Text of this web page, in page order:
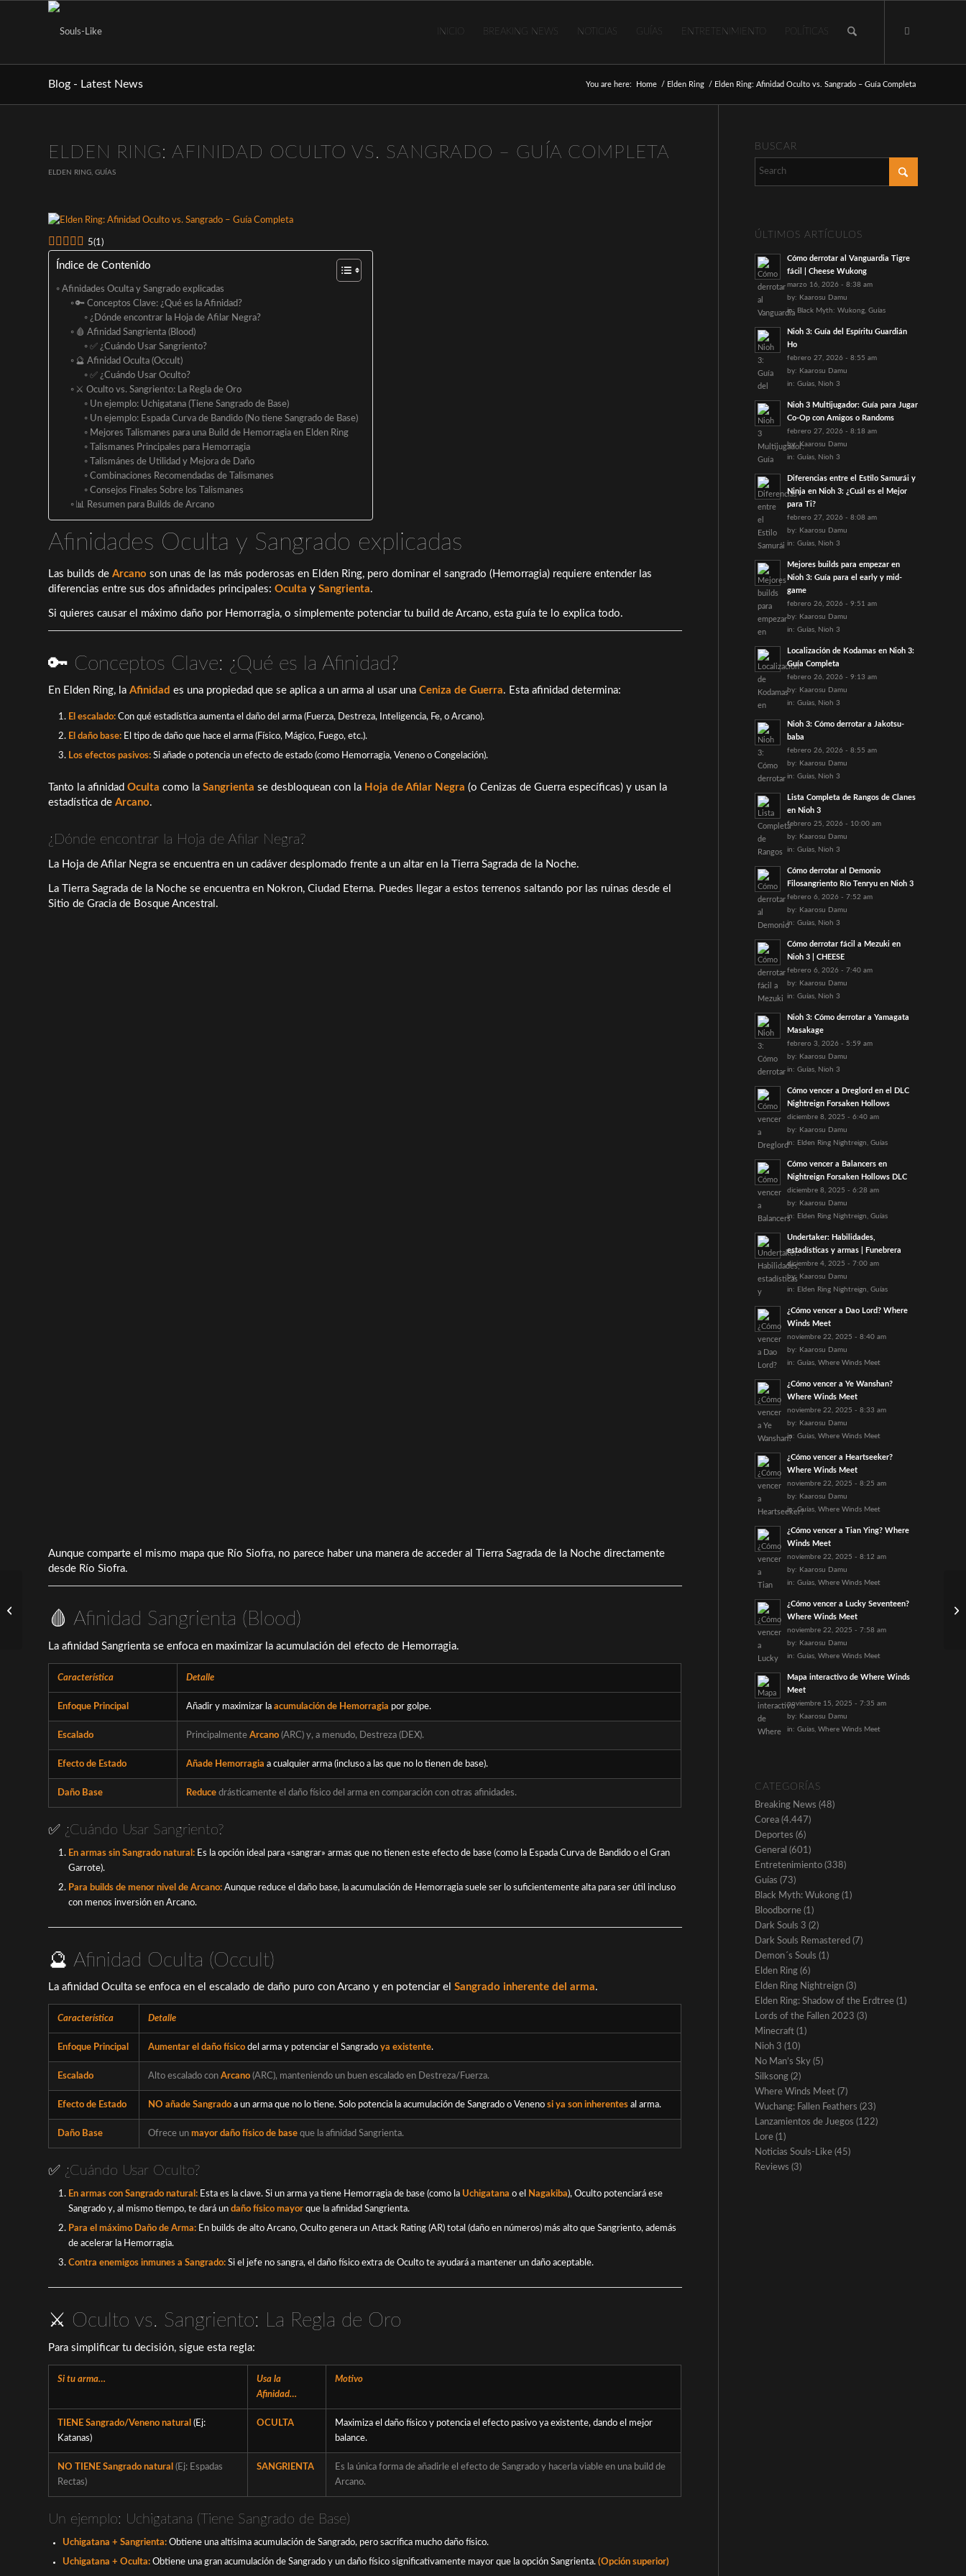
INICIO BREAKING NEWS NOTICIAS GUÍAS ENTRETENIMIENTO POLÍTICAS
Blog - Latest News You are here: Home / Elden Ring / Elden Ring: Afinidad Oculto vs. Sangrado – Guía Completa
ELDEN RING: AFINIDAD OCULTO VS. SANGRADO – GUÍA COMPLETA
ELDEN RING, GUÍAS
5(1)
Índice de Contenido
Afinidades Oculta y Sangrado explicadas
🔑 Conceptos Clave: ¿Qué es la Afinidad?
¿Dónde encontrar la Hoja de Afilar Negra?
🩸 Afinidad Sangrienta (Blood)
✅ ¿Cuándo Usar Sangriento?
🔮 Afinidad Oculta (Occult)
✅ ¿Cuándo Usar Oculto?
⚔️ Oculto vs. Sangriento: La Regla de Oro
Un ejemplo: Uchigatana (Tiene Sangrado de Base)
Un ejemplo: Espada Curva de Bandido (No tiene Sangrado de Base)
Mejores Talismanes para una Build de Hemorragia en Elden Ring
Talismanes Principales para Hemorragia
Talismánes de Utilidad y Mejora de Daño
Combinaciones Recomendadas de Talismanes
Consejos Finales Sobre los Talismanes
📊 Resumen para Builds de Arcano
Afinidades Oculta y Sangrado explicadas
Las builds de Arcano son unas de las más poderosas en Elden Ring, pero dominar el sangrado (Hemorragia) requiere entender las
diferencias entre sus dos afinidades principales: Oculta y Sangrienta.
Si quieres causar el máximo daño por Hemorragia, o simplemente potenciar tu build de Arcano, esta guía te lo explica todo.
🔑 Conceptos Clave: ¿Qué es la Afinidad?
En Elden Ring, la Afinidad es una propiedad que se aplica a un arma al usar una Ceniza de Guerra. Esta afinidad determina:
El escalado: Con qué estadística aumenta el daño del arma (Fuerza, Destreza, Inteligencia, Fe, o Arcano).
El daño base: El tipo de daño que hace el arma (Físico, Mágico, Fuego, etc.).
Los efectos pasivos: Si añade o potencia un efecto de estado (como Hemorragia, Veneno o Congelación).
Tanto la afinidad Oculta como la Sangrienta se desbloquean con la Hoja de Afilar Negra (o Cenizas de Guerra específicas) y usan la
estadística de Arcano.
¿Dónde encontrar la Hoja de Afilar Negra?
La Hoja de Afilar Negra se encuentra en un cadáver desplomado frente a un altar en la Tierra Sagrada de la Noche.
La Tierra Sagrada de la Noche se encuentra en Nokron, Ciudad Eterna. Puedes llegar a estos terrenos saltando por las ruinas desde el
Sitio de Gracia de Bosque Ancestral.
Aunque comparte el mismo mapa que Río Siofra, no parece haber una manera de acceder al Tierra Sagrada de la Noche directamente
desde Río Siofra.
🩸 Afinidad Sangrienta (Blood)
La afinidad Sangrienta se enfoca en maximizar la acumulación del efecto de Hemorragia.
Característica Detalle
Enfoque Principal Añadir y maximizar la acumulación de Hemorragia por golpe.
Escalado Principalmente Arcano (ARC) y, a menudo, Destreza (DEX).
Efecto de Estado Añade Hemorragia a cualquier arma (incluso a las que no lo tienen de base).
Daño Base Reduce drásticamente el daño físico del arma en comparación con otras afinidades.
✅ ¿Cuándo Usar Sangriento?
En armas sin Sangrado natural: Es la opción ideal para «sangrar» armas que no tienen este efecto de base (como la Espada Curva de Bandido o el Gran
Garrote).
Para builds de menor nivel de Arcano: Aunque reduce el daño base, la acumulación de Hemorragia suele ser lo suficientemente alta para ser útil incluso
con menos inversión en Arcano.
🔮 Afinidad Oculta (Occult)
La afinidad Oculta se enfoca en el escalado de daño puro con Arcano y en potenciar el Sangrado inherente del arma.
Característica Detalle
Enfoque Principal Aumentar el daño físico del arma y potenciar el Sangrado ya existente.
Escalado Alto escalado con Arcano (ARC), manteniendo un buen escalado en Destreza/Fuerza.
Efecto de Estado NO añade Sangrado a un arma que no lo tiene. Solo potencia la acumulación de Sangrado o Veneno si ya son inherentes al arma.
Daño Base Ofrece un mayor daño físico de base que la afinidad Sangrienta.
✅ ¿Cuándo Usar Oculto?
En armas con Sangrado natural: Esta es la clave. Si un arma ya tiene Hemorragia de base (como la Uchigatana o el Nagakiba), Oculto potenciará ese
Sangrado y, al mismo tiempo, te dará un daño físico mayor que la afinidad Sangrienta.
Para el máximo Daño de Arma: En builds de alto Arcano, Oculto genera un Attack Rating (AR) total (daño en números) más alto que Sangriento, además
de acelerar la Hemorragia.
Contra enemigos inmunes a Sangrado: Si el jefe no sangra, el daño físico extra de Oculto te ayudará a mantener un daño aceptable.
⚔️ Oculto vs. Sangriento: La Regla de Oro
Para simplificar tu decisión, sigue esta regla:
Si tu arma…
Usa la
Afinidad…
Motivo
TIENE Sangrado/Veneno natural (Ej:
Katanas)
OCULTA Maximiza el daño físico y potencia el efecto pasivo ya existente, dando el mejor
balance.
NO TIENE Sangrado natural (Ej: Espadas
Rectas)
SANGRIENTA Es la única forma de añadirle el efecto de Sangrado y hacerla viable en una build de
Arcano.
Un ejemplo: Uchigatana (Tiene Sangrado de Base)
Uchigatana + Sangrienta: Obtiene una altísima acumulación de Sangrado, pero sacrifica mucho daño físico.
Uchigatana + Oculta: Obtiene una gran acumulación de Sangrado y un daño físico significativamente mayor que la opción Sangrienta. (Opción superior)
BUSCAR
ÚLTIMOS ARTÍCULOS
Cómo derrotar al Vanguardia Tigre
fácil | Cheese Wukong
marzo 16, 2026 - 8:38 am
by: Kaarosu Damu
in: Black Myth: Wukong, Guías
Nioh 3: Guía del Espíritu Guardián
Ho
febrero 27, 2026 - 8:55 am
by: Kaarosu Damu
in: Guías, Nioh 3
Nioh 3 Multijugador: Guía para Jugar
Co-Op con Amigos o Randoms
febrero 27, 2026 - 8:18 am
by:Kaarosu Damu
in: Guías, Nioh 3
Diferencias entre el Estilo Samurái y
Ninja en Nioh 3: ¿Cuál es el Mejor
para Ti?
febrero 27, 2026 - 8:08 am
by: Kaarosu Damu
in: Guías, Nioh 3
Mejores builds para empezar en
Nioh 3: Guía para el early y mid-
game
febrero 26, 2026 - 9:51 am
by: Kaarosu Damu
in: Guías, Nioh 3
Localización de Kodamas en Nioh 3:
Guía Completa
febrero 26, 2026 - 9:13 am
by: Kaarosu Damu
in: Guías, Nioh 3
Nioh 3: Cómo derrotar a Jakotsu-
baba
febrero 26, 2026 - 8:55 am
by: Kaarosu Damu
in: Guías, Nioh 3
Lista Completa de Rangos de Clanes
en Nioh 3
febrero 25, 2026 - 10:00 am
by: Kaarosu Damu
in: Guías, Nioh 3
Cómo derrotar al Demonio
Filosangriento Río Tenryu en Nioh 3
febrero 6, 2026 - 7:52 am
by: Kaarosu Damu
in: Guías, Nioh 3
Cómo derrotar fácil a Mezuki en
Nioh 3 | CHEESE
febrero 6, 2026 - 7:40 am
by: Kaarosu Damu
in: Guías, Nioh 3
Nioh 3: Cómo derrotar a Yamagata
Masakage
febrero 3, 2026 - 5:59 am
by: Kaarosu Damu
in: Guías, Nioh 3
Cómo vencer a Dreglord en el DLC
Nightreign Forsaken Hollows
diciembre 8, 2025 - 6:40 am
by: Kaarosu Damu
in: Elden Ring Nightreign, Guías
Cómo vencer a Balancers en
Nightreign Forsaken Hollows DLC
diciembre 8, 2025 - 6:28 am
by: Kaarosu Damu
in: Elden Ring Nightreign, Guías
Undertaker: Habilidades,
estadísticas y armas | Funebrera
diciembre 4, 2025 - 7:00 am
by: Kaarosu Damu
in: Elden Ring Nightreign, Guías
¿Cómo vencer a Dao Lord? Where
Winds Meet
noviembre 22, 2025 - 8:40 am
by: Kaarosu Damu
in: Guías, Where Winds Meet
¿Cómo vencer a Ye Wanshan?
Where Winds Meet
noviembre 22, 2025 - 8:33 am
by: Kaarosu Damu
in: Guías, Where Winds Meet
¿Cómo vencer a Heartseeker?
Where Winds Meet
noviembre 22, 2025 - 8:25 am
by: Kaarosu Damu
in:Guías, Where Winds Meet
¿Cómo vencer a Tian Ying? Where
Winds Meet
noviembre 22, 2025 - 8:12 am
by: Kaarosu Damu
in: Guías, Where Winds Meet
¿Cómo vencer a Lucky Seventeen?
Where Winds Meet
noviembre 22, 2025 - 7:58 am
by: Kaarosu Damu
in: Guías, Where Winds Meet
Mapa interactivo de Where Winds
Meet
noviembre 15, 2025 - 7:35 am
by: Kaarosu Damu
in: Guías, Where Winds Meet
CATEGORÍAS
Breaking News (48)
Corea(4.447)
Deportes (6)
General (601)
Entretenimiento(338)
Guías (73)
Black Myth: Wukong(1)
Bloodborne(1)
Dark Souls 3 (2)
Dark Souls Remastered (7)
Demon´s Souls (1)
Elden Ring(6)
Elden Ring Nightreign(3)
Elden Ring: Shadow of the Erdtree(1)
Lords of the Fallen 2023 (3)
Minecraft(1)
Nioh 3 (10)
No Man’s Sky(5)
Silksong(2)
Where Winds Meet(7)
Wuchang: Fallen Feathers (23)
Lanzamientos de Juegos (122)
Lore(1)
Noticias Souls-Like(45)
Reviews (3)
Treant – Soulwood?